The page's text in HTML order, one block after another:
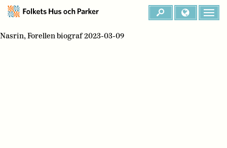
Nasrin, Forellen biograf 2023-03-09